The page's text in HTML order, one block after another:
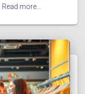
Read more…